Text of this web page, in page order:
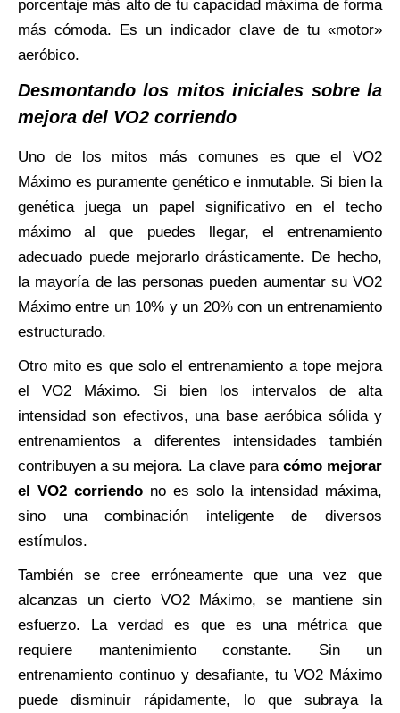
porcentaje más alto de tu capacidad máxima de forma
más cómoda. Es un indicador clave de tu «motor»
aeróbico.
Desmontando los mitos iniciales sobre la
mejora del VO2 corriendo
Uno de los mitos más comunes es que el VO2
Máximo es puramente genético e inmutable. Si bien la
genética juega un papel significativo en el techo
máximo al que puedes llegar, el entrenamiento
adecuado puede mejorarlo drásticamente. De hecho,
la mayoría de las personas pueden aumentar su VO2
Máximo entre un 10% y un 20% con un entrenamiento
estructurado.
Otro mito es que solo el entrenamiento a tope mejora
el VO2 Máximo. Si bien los intervalos de alta
intensidad son efectivos, una base aeróbica sólida y
entrenamientos a diferentes intensidades también
contribuyen a su mejora. La clave para cómo mejorar
el VO2 corriendo no es solo la intensidad máxima,
sino una combinación inteligente de diversos
estímulos.
También se cree erróneamente que una vez que
alcanzas un cierto VO2 Máximo, se mantiene sin
esfuerzo. La verdad es que es una métrica que
requiere mantenimiento constante. Sin un
entrenamiento continuo y desafiante, tu VO2 Máximo
puede disminuir rápidamente, lo que subraya la